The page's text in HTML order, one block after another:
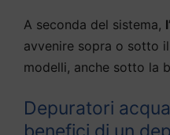
A seconda del sistema,
avvenire sopra o sotto
modelli, anche sotto la
Depuratori